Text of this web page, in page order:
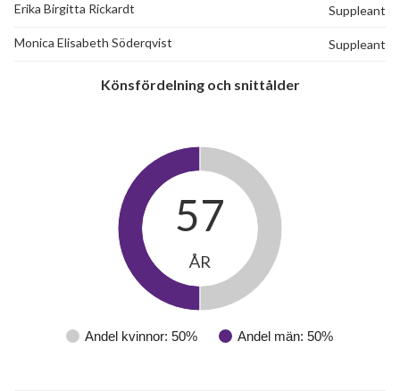
Erika Birgitta Rickardt Suppleant
Monica Elisabeth Söderqvist Suppleant
Könsfördelning och snittålder
Andel kvinnor: 50% Andel män: 50%
57
ÅR